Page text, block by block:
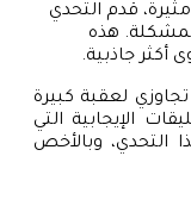
قدم التحدي
هذه
أكثر جاذبية.
لعقبة كبيرة
الإيجابية التي
وبالأخص